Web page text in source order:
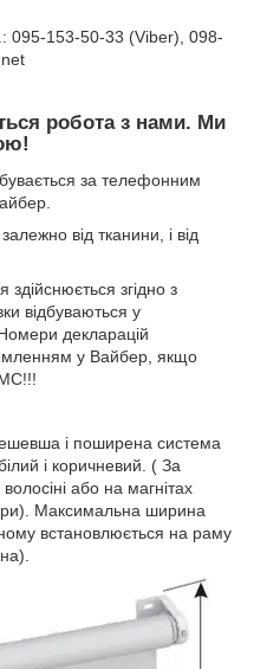
095-153-50-33 (Viber), 098-
робота з нами. Ми
за телефонним
від тканини, і від
згідно з
відбуваються у
декларацій
у Вайбер, якщо
і поширена система
і коричневий. ( За
або на магнітах
Максимальна ширина
встановлюється на раму